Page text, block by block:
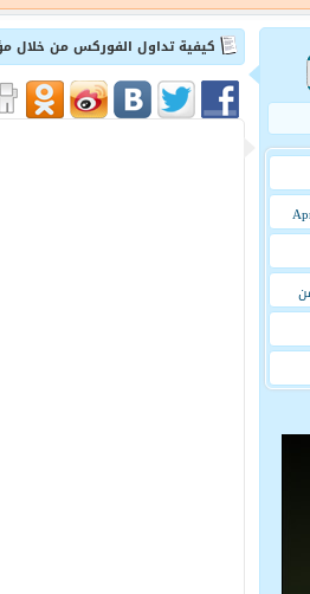
كيفية تداول الفوركس من خلال